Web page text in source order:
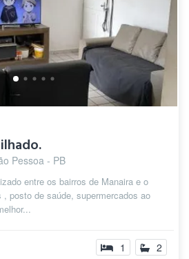
Pessoa - PB
entre os bairros de Manaira e o
posto de saúde, supermercados ao
1 2